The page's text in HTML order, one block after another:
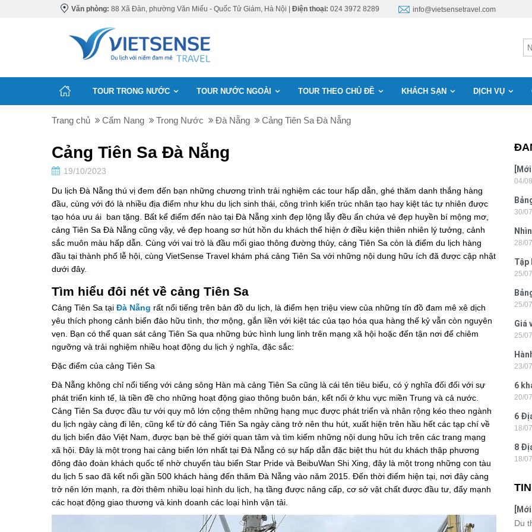
Văn phòng: 88 Xã Đàn, phường Văn Miếu - Quốc Tử Giám, Hà Nội | Điện thoại: 024 3972 8289 info@vietsensetravel.com
TOUR TRONG NƯỚC TOUR NƯỚC NGOÀI TOUR THEO CHỦ ĐỀ KHÁCH SẠN DỊCH VỤ
Trang chủ Cẩm Nang Trong Nước Đà Nẵng Cảng Tiên Sa Đà Nẵng
Cảng Tiên Sa Đà Nẵng
19/10/2023
Du lịch Đà Nẵng thú vị đem đến bạn những chương trình trải nghiệm các tour hấp dẫn, ghé thăm danh thắng hàng
đầu, cùng với đó là nhiều địa điểm như khu du lịch sinh thái, công trình kiến trúc nhân tạo hay kiệt tác tự nhiên được
tạo hóa ưu ái ban tặng. Bất kể điểm đến nào tại Đà Nẵng xinh đẹp lộng lẫy đều ẩn chứa vẻ đẹp huyền bí mộng mơ,
cảng Tiên Sa Đà Nẵng cũng vậy, vẻ đẹp hoang sơ hút hồn du khách thể hiện ở điều kiện thiên nhiên lý tưởng, cảnh
sắc muôn màu hấp dẫn. Cùng với vai trò là đầu mối giao thông đường thủy, cảng Tiên Sa còn là điểm du lịch hàng
đầu tại thành phố lễ hội, cùng VietSense Travel khám phá cảng Tiên Sa với những nội dung hữu ích đã được cập nhật
dưới đây.
Tìm hiểu đôi nét về cảng Tiên Sa
Cảng Tiên Sa tại Đà Nẵng rất nổi tiếng trên bản đồ du lịch, là điểm hẹn triệu view của những tín đồ đam mê xê dịch
yêu thích phong cảnh biển đảo hữu tình, thơ mộng, gắn liền với kiệt tác của tạo hóa qua hàng thế kỷ vẫn còn nguyên
vẹn. Bạn có thể quan sát cảng Tiên Sa qua những bức hình lung linh trên mạng xã hội hoặc đến tận nơi để chiêm
ngưỡng và trải nghiệm nhiều hoạt động du lịch ý nghĩa, đặc sắc:
Đặc điểm của cảng Tiên Sa
Đà Nẵng không chỉ nổi tiếng với cảng sông Hàn mà cảng Tiên Sa cũng là cái tên tiêu biểu, có ý nghĩa đối đối với sự
phát triển kinh tế, là tiền đề cho những hoạt động giao thông buôn bán, kết nối ở khu vực miền Trung và cả nước.
Cảng Tiên Sa được đầu tư với quy mô lớn cộng thêm những hạng mục được phát triển và nhân rộng kéo theo ngành
du lịch ngày càng đi lên, cũng kể từ đó cảng Tiên Sa ngày càng trở nên thu hút, xuất hiện trên hầu hết các tạp chí về
du lịch biển đảo Việt Nam, được bạn bè thế giới quan tâm và tìm kiếm những nội dung hữu ích trên các trang mạng
xã hội. Đây là một trong hai cảng biển lớn nhất tại Đà Nẵng có sự hấp dẫn đặc biệt thu hút du khách thập phương
đông đảo đoàn khách quốc tế nhờ chuyến tàu biển Star Pride và BeibuWan Shi Xing, đây là một trong những con tàu
du lịch 5 sao đã kết nối gần 500 khách hàng đến thăm Đà Nẵng vào năm 2015. Đến thời điểm hiện tại, nơi đây càng
trở nên lớn mạnh, ra đời thêm nhiều loại hình du lịch, hạ tầng được nâng cấp, cơ sở vật chất được đầu tư, đẩy mạnh
các hoạt động giao thương và kinh doanh các loại hình vận tải.
6
04/
30/
Tân
28/
Tập
Hòn
25/
La
25/
Giá
25/
-
23/
6
tiện
20/
6
18/
8
Hà
18/
6
Du